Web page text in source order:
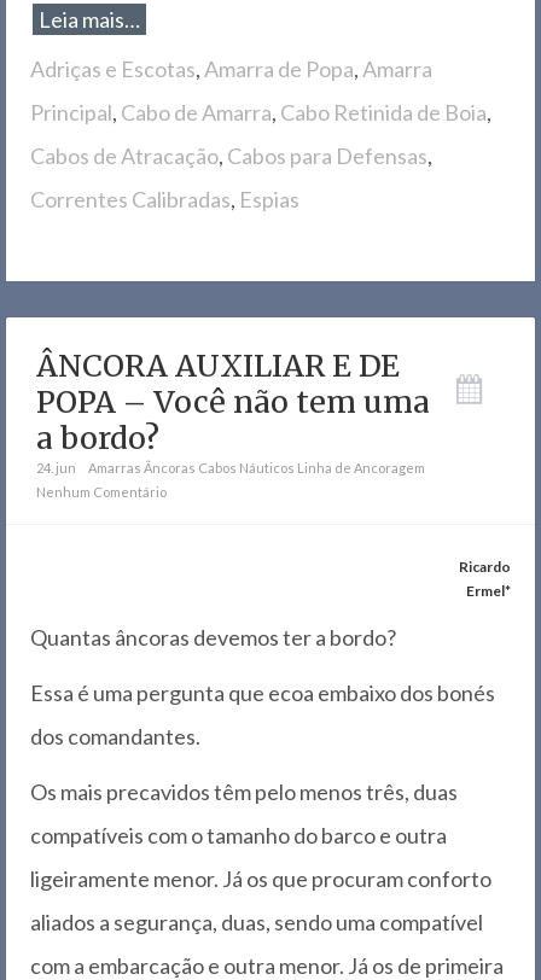
Leia mais…
Adriças e Escotas,Amarra de Popa,Amarra
Principal, Cabo de Amarra, Cabo Retinida de Boia,
Cabos de Atracação, Cabos para Defensas,
Correntes Calibradas, Espias
ÂNCORA AUXILIAR E DE
POPA – Você não tem uma
a bordo?
24. jun Amarras Âncoras Cabos Náuticos Linha de Ancoragem
Nenhum Comentário
Ricardo
Ermel*
Quantas âncoras devemos ter a bordo?
Essa é uma pergunta que ecoa embaixo dos bonés
dos comandantes.
Os mais precavidos têm pelo menos três, duas
compatíveis com o tamanho do barco e outra
ligeiramente menor. Já os que procuram conforto
aliados a segurança, duas, sendo uma compatível
com a embarcação e outra menor. Já os de primeira